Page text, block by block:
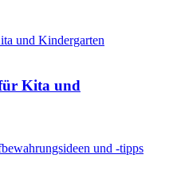
für Kita und